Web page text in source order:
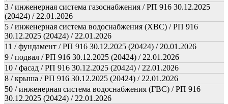
3 / инженерная система газоснабжения / РП 916 30.12.2025
(20424) / 22.01.2026
5 / инженерная система водоснабжения (ХВС) / РП 916
30.12.2025 (20424) / 22.01.2026
11 / фундамент / РП 916 30.12.2025 (20424) / 20.01.2026
9 / подвал / РП 916 30.12.2025 (20424) / 22.01.2026
10 / фасад / РП 916 30.12.2025 (20424) / 22.01.2026
8 / крыша / РП 916 30.12.2025 (20424) / 22.01.2026
50 / инженерная система водоснабжения (ГВС) / РП 916
30.12.2025 (20424) / 22.01.2026